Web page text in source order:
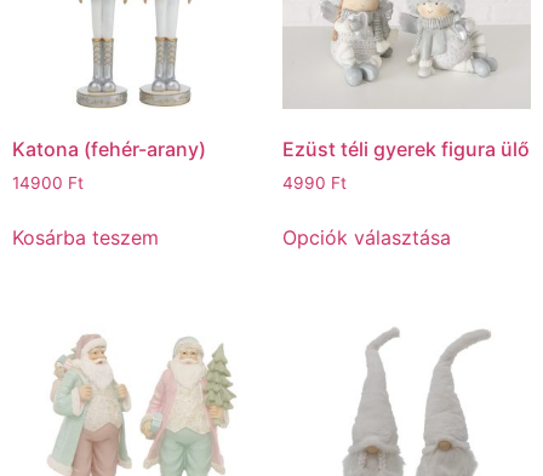
Katona (fehér-arany)
14900 Ft
Kosárba teszem
Ezüst téli gyerek figura ülő
4990 Ft
Opciók választása